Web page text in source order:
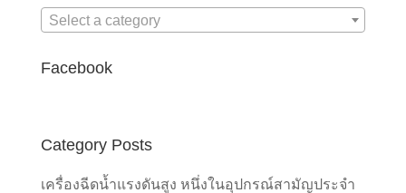
Select a category
Facebook
Category Posts
เครื่องฉีดน้ำแรงดันสูง หนึ่งในอุปกรณ์สามัญประจำ